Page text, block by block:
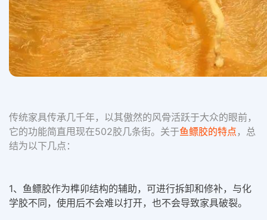
传统家具传承几千年，以其傲然的风骨活跃于大众的眼前，
它的功能简直甩现在502胶几条街。关于鱼鳔胶的特点 ，总
结为以下几点：
1、鱼鳔胶作为榫卯结构的辅助，可进行拆卸和修补，与化
学胶不同，使用后不会难以打开，也不会导致家具破裂。